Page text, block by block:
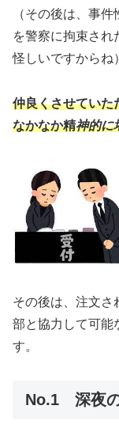
（その後は、事
を警察に拘束され
怪しいですからね）
仲良くさせていた
なかなか精神的に
その後は、注文さ
部と協力して可能
す。
No.1 深夜